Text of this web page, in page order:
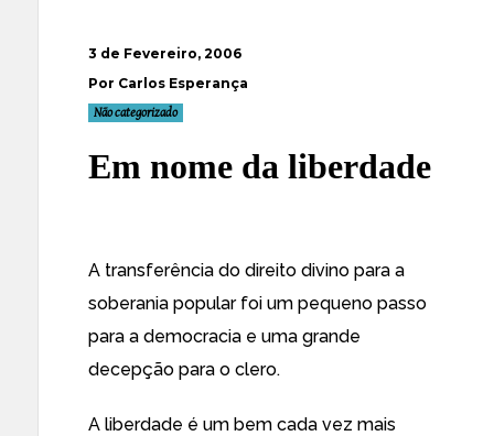
3 de Fevereiro, 2006
Por Carlos Esperança
Não categorizado
Em nome da liberdade
A transferência do direito divino para a
soberania popular foi um pequeno passo
para a democracia e uma grande
decepção para o clero.
A liberdade é um bem cada vez mais